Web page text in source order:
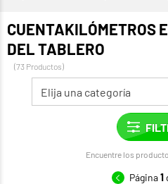
CUENTAKILÓMETROS
DEL TABLERO
(73 Productos)
Encuentre los
Página 1